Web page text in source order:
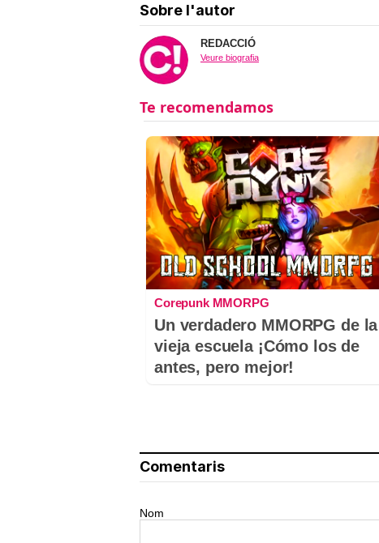
Sobre l'autor
REDACCIÓ
Veure biografia
Corepunk MMORPG
Un verdadero MMORPG de la
vieja escuela ¡Cómo los de
antes, pero mejor!
Comentaris
Nom